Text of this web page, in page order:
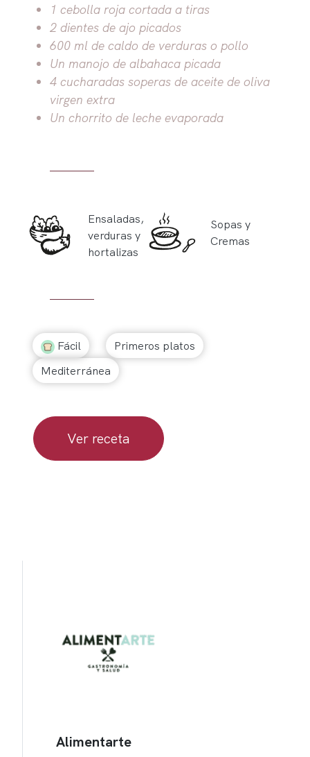
1 cebolla roja cortada a tiras
2 dientes de ajo picados
600 ml de caldo de verduras o pollo
Un manojo de albahaca picada
4 cucharadas soperas de aceite de oliva
virgen extra
Un chorrito de leche evaporada
Ensaladas,
verduras y
hortalizas
Sopas y
Cremas
Fácil
Primeros platos
Mediterránea
Ver receta
Alimentarte